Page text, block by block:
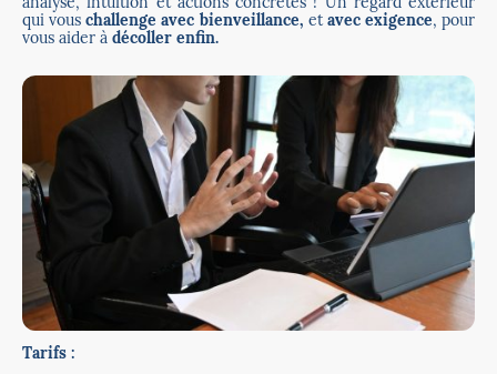
qui vouschallenge avec bienveillance, etavec exigence, pour
vous aider à décoller enfin.
Tarifs :